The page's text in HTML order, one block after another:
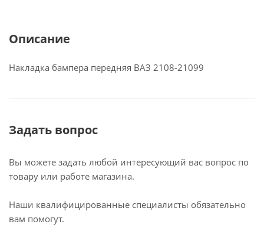
Описание
Накладка бампера передняя ВАЗ 2108-21099
Задать вопрос
Вы можете задать любой интересующий вас вопрос по
товару или работе магазина.
Наши квалифицированные специалисты обязательно
вам помогут.